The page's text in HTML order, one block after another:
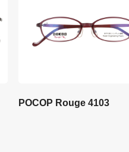
POCOP Rouge 4103